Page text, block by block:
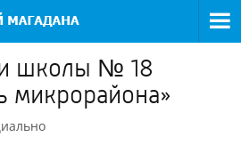
школы № 18
микрорайона»